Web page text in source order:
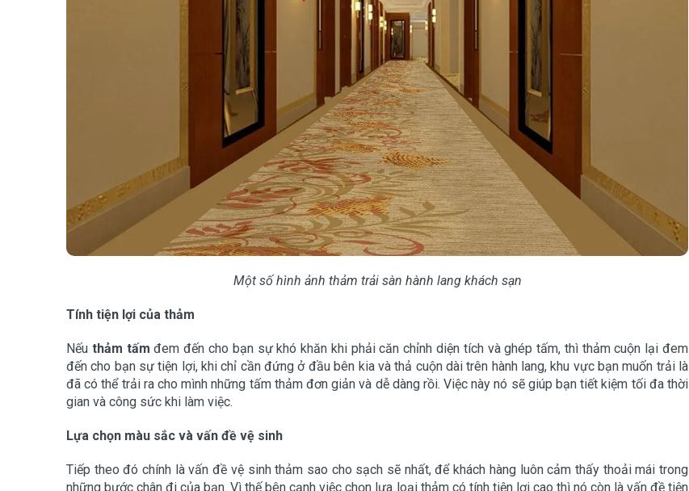
Một số hình ảnh thảm trải sàn hành lang khách sạn
Tính tiện lợi của thảm
Nếu thảm tấm đem đến cho bạn sự khó khăn khi phải căn chỉnh diện tích và ghép tấm, thì thảm cuộn lại đem
đến cho bạn sự tiện lợi, khi chỉ cần đứng ở đầu bên kia và thả cuộn dài trên hành lang, khu vực bạn muốn trải là
đã có thể trải ra cho mình những tấm thảm đơn giản và dễ dàng rồi. Việc này nó sẽ giúp bạn tiết kiệm tối đa thời
gian và công sức khi làm việc.
Lựa chọn màu sắc và vấn đề vệ sinh
Tiếp theo đó chính là vấn đề vệ sinh thảm sao cho sạch sẽ nhất, để khách hàng luôn cảm thấy thoải mái trong
những bước chân đi của bạn. Vì thế bên cạnh việc chọn lựa loại thảm có tính tiện lợi cao thì nó còn là vấn đề tiện